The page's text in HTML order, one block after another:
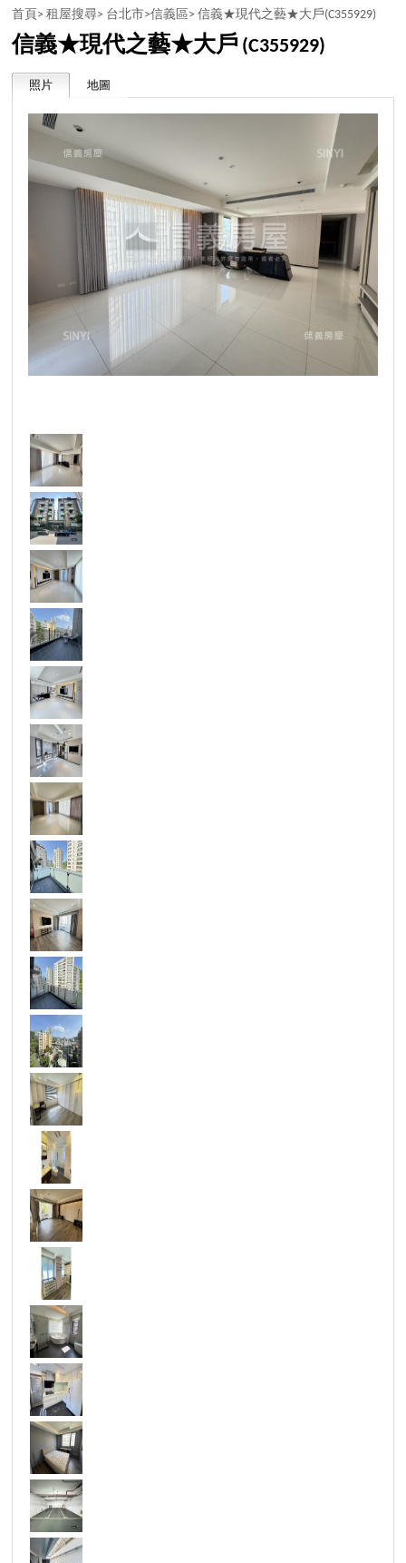
首頁> 租屋搜尋> 台北市>信義區> 信義★現代之藝★大戶(C355929)
信義★現代之藝★大戶 (C355929)
照片 地圖